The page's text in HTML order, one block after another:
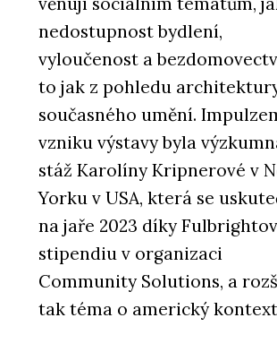
nedostupnost bydlení,
vyloučenost a
to jak z pohledu
současného umění.
vzniku výstavy byla
stáž Karolíny Kripnerové v
Yorku v USA, která se
na jaře 2023 díky
stipendiu v organizaci
Community Solutions, a
tak téma o americký